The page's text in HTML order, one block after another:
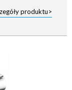
produktu>